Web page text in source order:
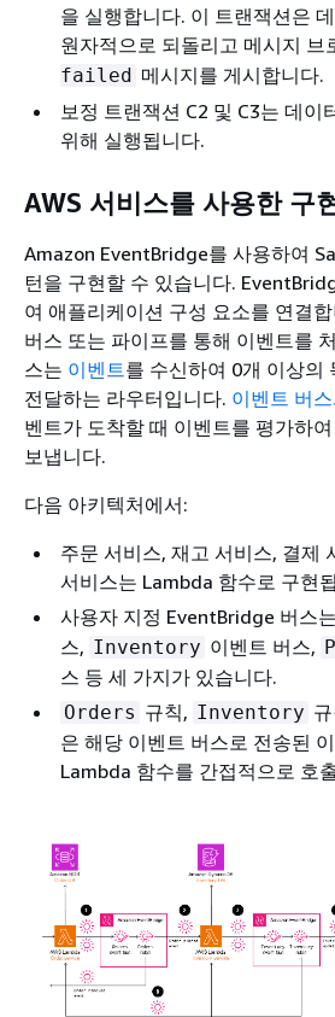
을 실행합니다. 이 트랜잭션은
원자적으로 되돌리고 메시지 브
failed 메시지를 게시합니다.
보정 트랜잭션 C2 및 C3는 데이
위해 실행됩니다.
AWS 서비스를 사용한 구
Amazon EventBridge를 사용하여
턴을 구현할 수 있습니다.
여 애플리케이션 구성 요소를 연결
버스 또는 파이프를 통해 이벤트를
스는 이벤트를 수신하여 0개 이상의
전달하는 라우터입니다. 이벤트 버
벤트가 도착할 때 이벤트를 평가하
보냅니다.
다음 아키텍처에서:
주문 서비스, 재고 서비스, 결제
서비스는 Lambda 함수로 구현
사용자 지정 EventBridge 버스는
스, Inventory 이벤트 버스,
스 등 세 가지가 있습니다.
Orders 규칙, Inventory
은 해당 이벤트 버스로 전송된
Lambda 함수를 간접적으로 호